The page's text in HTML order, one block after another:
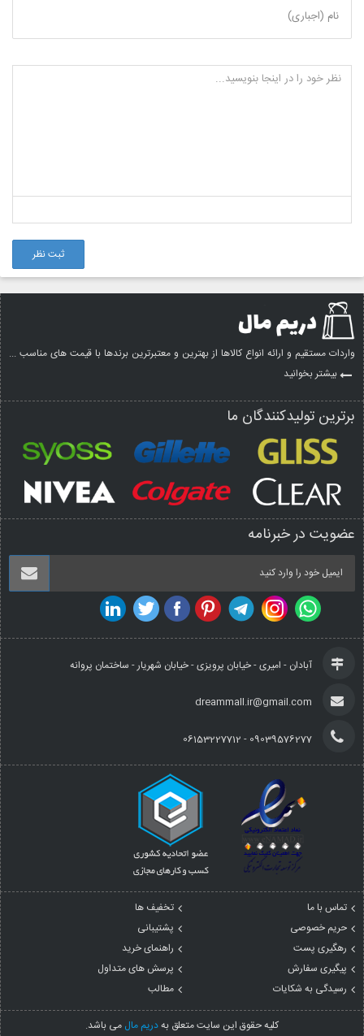
نام (اجباری)
ثبت نظر
واردات مستقیم و ارائه انواع کالاها از بهترین و معتبرترین برندها با قیمت های مناسب ...
بیشتر بخوانید
برترین تولیدکنندگان ما
عضویت در خبرنامه
آبادان - امیری - خیابان پرویزی - خیابان شهریار - ساختمان پروانه
dreammall.ir@gmail.com
09039576277 - 06153227712
تماس با ما
تخفیف ها
حریم خصوصی
پشتیبانی
رهگیری پست
راهنمای خرید
پیگیری سفارش
پرسش های متداول
رسیدگی به شکایات
مطالب
کليه حقوق اين سايت متعلق بهدریم مال می باشد.